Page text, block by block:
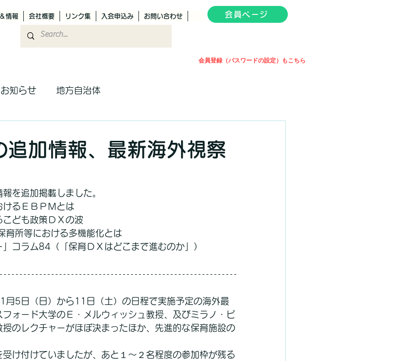
情報 会社概要 リンク集 入会申込み お問い合わせ 会員ページ
会員登録（パスワードの設定）もこちら
お知らせ 地方自治体
追加情報、最新海外視察
を追加掲載しました。
るＥＢＰＭとは
ども政策ＤＸの波
所等における多機能化とは
コラム84（「保育ＤＸはどこまで進むのか」）
5日（日）から11日（土）の日程で実施予定の海外最
ォード大学のＥ・メルウィッシュ教授、及びミラノ・ビ
のレクチャーがほぼ決まったほか、先進的な保育施設の
け付けていましたが、あと１～２名程度の参加枠が残る